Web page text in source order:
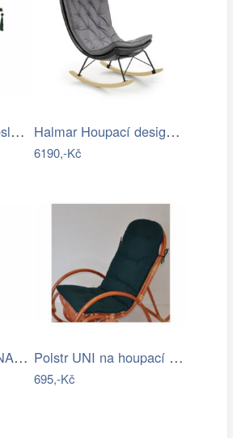
Závěsné houpací křeslo Bustry,… Halmar Houpací designové křeslo Indigo,…
6190,-Kč
Závěsné křeslo DIONA starorůžová Polstr UNI na houpací křeslo - látka…
695,-Kč